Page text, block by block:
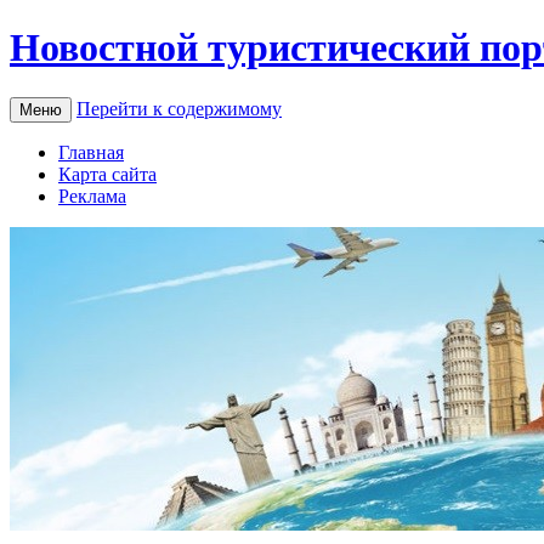
Новостной туристический
Меню Перейти к содержимому
Главная
Карта сайта
Реклама